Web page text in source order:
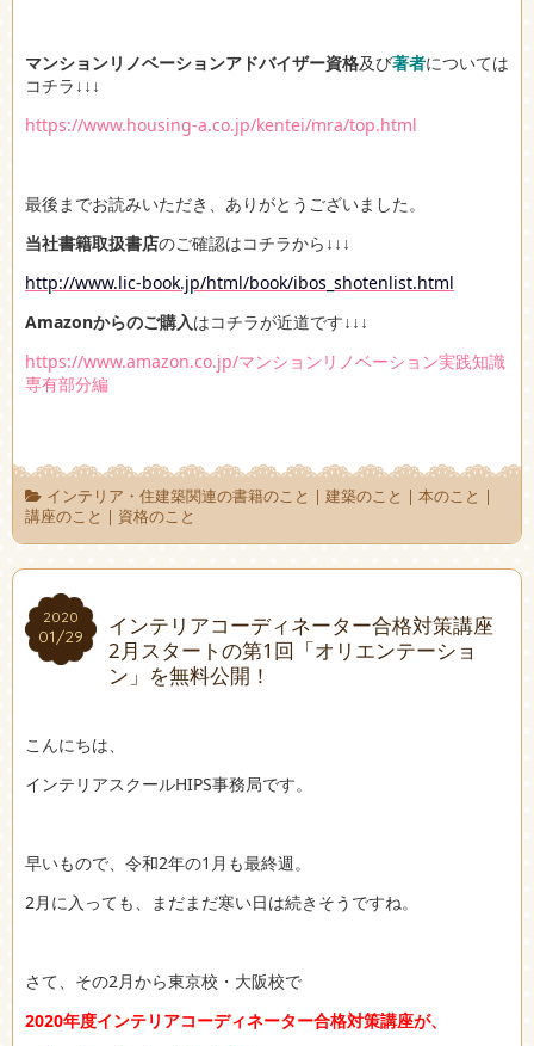
マンションリノベーションアドバイザー資格及び著者については
コチラ↓↓↓
https://www.housing-a.co.jp/kentei/mra/top.html
最後までお読みいただき、ありがとうございました。
当社書籍取扱書店のご確認はコチラから↓↓↓
http://www.lic-book.jp/html/book/ibos_shotenlist.html
Amazonからのご購入はコチラが近道です↓↓↓
https://www.amazon.co.jp/マンションリノベーション実践知識
専有部分編
インテリア・住建築関連の書籍のこと | 建築のこと | 本のこと |
講座のこと | 資格のこと
2020
01/29
2020
01/29
インテリアコーディネーター合格対策講座
2月スタートの第1回「オリエンテーショ
ン」を無料公開！
こんにちは、
インテリアスクールHIPS事務局です。
早いもので、令和2年の1月も最終週。
2月に入っても、まだまだ寒い日は続きそうですね。
さて、その2月から東京校・大阪校で
2020年度インテリアコーディネーター合格対策講座が、